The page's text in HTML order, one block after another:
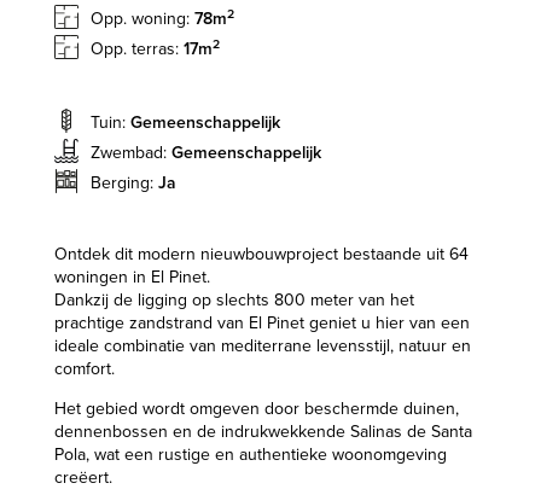
Opp. woning: 78m2
Opp. terras: 17m2
Tuin: Gemeenschappelijk
Zwembad: Gemeenschappelijk
Berging: Ja
Ontdek dit modern nieuwbouwproject bestaande uit 64
woningen in El Pinet.
Dankzij de ligging op slechts 800 meter van het
prachtige zandstrand van El Pinet geniet u hier van een
ideale combinatie van mediterrane levensstijl, natuur en
comfort.
Het gebied wordt omgeven door beschermde duinen,
dennenbossen en de indrukwekkende Salinas de Santa
Pola, wat een rustige en authentieke woonomgeving
creëert.